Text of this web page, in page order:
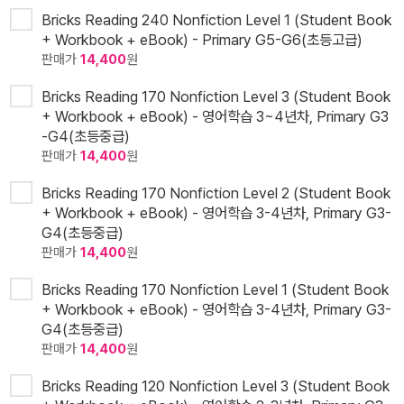
Bricks Reading 240 Nonfiction Level 1 (Student Book
+ Workbook + eBook) - Primary G5-G6(초등고급)
판매가 14,400원
Bricks Reading 170 Nonfiction Level 3 (Student Book
+ Workbook + eBook) - 영어학습 3~4년차, Primary G3
-G4(초등중급)
판매가 14,400원
Bricks Reading 170 Nonfiction Level 2 (Student Book
+ Workbook + eBook) - 영어학습 3-4년차, Primary G3-
G4(초등중급)
판매가 14,400원
Bricks Reading 170 Nonfiction Level 1 (Student Book
+ Workbook + eBook) - 영어학습 3-4년차, Primary G3-
G4(초등중급)
판매가 14,400원
Bricks Reading 120 Nonfiction Level 3 (Student Book